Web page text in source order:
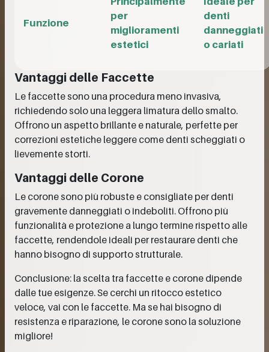
Funzione
per
miglioramenti
estetici
denti
danneggiati
o cariati
Vantaggi delle Faccette
Le faccette sono una procedura meno invasiva,
richiedendo solo una leggera limatura dello smalto.
Offrono un aspetto brillante e naturale, perfette per
correzioni estetiche leggere come denti scheggiati o
lievemente storti.
Vantaggi delle Corone
Le corone sono più robuste e consigliate per denti
gravemente danneggiati o indeboliti. Offrono più
funzionalità e protezione a lungo termine rispetto alle
faccette, rendendole ideali per restaurare denti che
hanno bisogno di supporto strutturale.
Conclusione: la scelta tra faccette e corone dipende
dalle tue esigenze. Se cerchi un ritocco estetico
veloce, vai con le faccette. Ma se hai bisogno di
resistenza e riparazione, le corone sono la soluzione
migliore!